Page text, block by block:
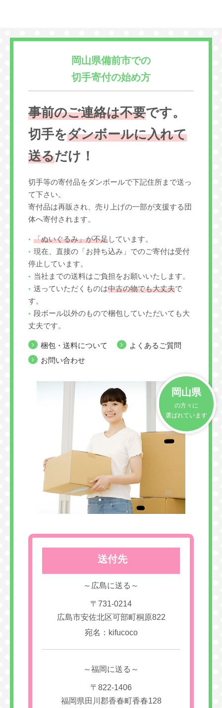
岡山県備前市での
切手寄付の始め方
事前のご連絡は不要です。
切手をダンボールに入れて
送るだけ！
切手等の寄付品をダンボールで下記住所まで送っ
て下さい。
寄付品は再販され、売り上げの一部が支援する団
体へ寄付されます。
「ぬいぐるみ」が不足しています。
現在、直接の「お持ち込み」でのご寄付は受付
停止しています。
当社までの送料はご負担をお願いいたします。
送っていただくものは中古の物でも大丈夫で
す。
段ボール以外のもので梱包していただいても大
丈夫です。
梱包・送料について
よくあるご質問
お問い合わせ
岡山県
の方々に
選ばれています
送付先
～広島に送る～
〒731-0214
広島市安佐北区可部町桐原822
宛名：kifucoco
～福岡に送る～
〒822-1406
福岡県田川郡香春町香春128